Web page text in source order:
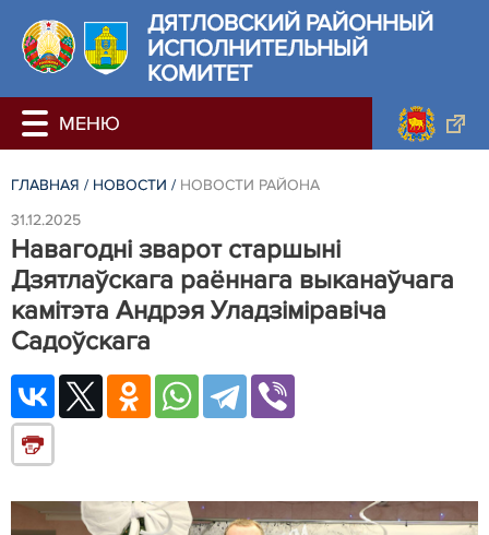
ДЯТЛОВСКИЙ РАЙОННЫЙ
ИСПОЛНИТЕЛЬНЫЙ
КОМИТЕТ
ГЛАВНАЯ / НОВОСТИ / НОВОСТИ РАЙОНА
31.12.2025
Навагодні зварот старшыні
Дзятлаўскага раённага выканаўчага
камітэта Андрэя Уладзіміравіча
Садоўскага